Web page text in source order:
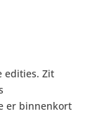
edities. Zit
er binnenkort